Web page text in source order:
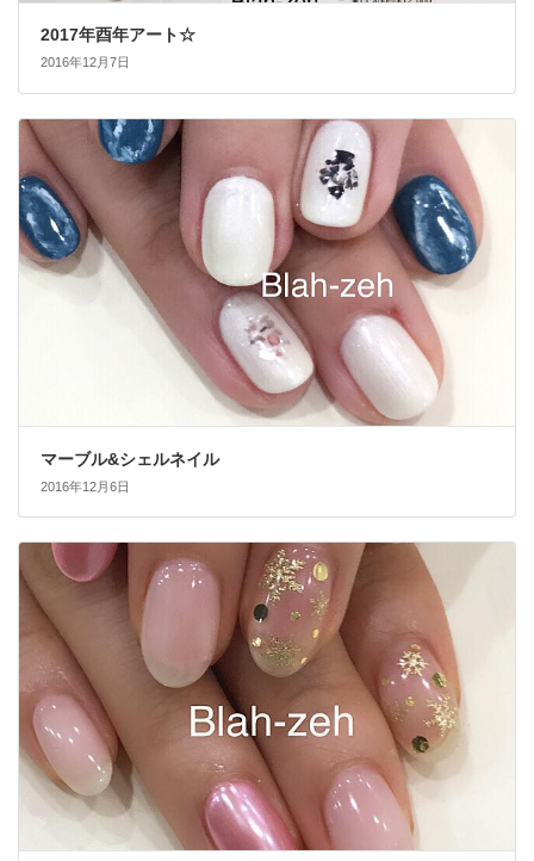
2017年酉年アート☆
2016年12月7日
マーブル&シェルネイル
2016年12月6日